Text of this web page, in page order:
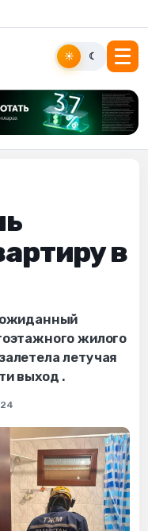
☀ ☾
в
жилого
летучая
выход .